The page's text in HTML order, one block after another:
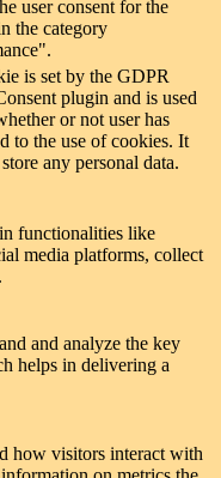
user consent for the
the category
is set by the GDPR
plugin and is used
or not user has
to the use of cookies. It
any personal data.
functionalities like
media platforms, collect
and analyze the key
helps in delivering a
how visitors interact with